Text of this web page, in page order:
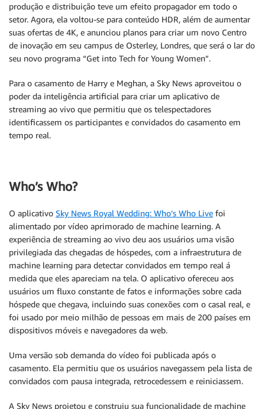
produção e distribuição teve um efeito propagador em todo o
setor. Agora, ela voltou-se para conteúdo HDR, além de aumentar
suas ofertas de 4K, e anunciou planos para criar um novo Centro
de inovação em seu campus de Osterley, Londres, que será o lar do
seu novo programa “Get into Tech for Young Women”.
Para o casamento de Harry e Meghan, a Sky News aproveitou o
poder da inteligência artificial para criar um aplicativo de
streaming ao vivo que permitiu que os telespectadores
identificassem os participantes e convidados do casamento em
tempo real.
Who’s Who?
O aplicativo Sky News Royal Wedding: Who’s Who Live foi
alimentado por vídeo aprimorado de machine learning. A
experiência de streaming ao vivo deu aos usuários uma visão
privilegiada das chegadas de hóspedes, com a infraestrutura de
machine learning para detectar convidados em tempo real á
medida que eles apareciam na tela. O aplicativo ofereceu aos
usuários um fluxo constante de fatos e informações sobre cada
hóspede que chegava, incluindo suas conexões com o casal real, e
foi usado por meio milhão de pessoas em mais de 200 países em
dispositivos móveis e navegadores da web.
Uma versão sob demanda do vídeo foi publicada após o
casamento. Ela permitiu que os usuários navegassem pela lista de
convidados com pausa integrada, retrocedessem e reiniciassem.
A Sky News projetou e construiu sua funcionalidade de machine